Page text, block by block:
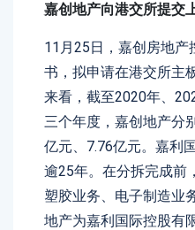
嘉创地产向港交所提交
11月25日，嘉创房地产
书，拟申请在港交所主
来看，截至2020年、
三个年度，嘉创地产分
亿元、7.76亿元。嘉利
逾25年。在分拆完成前
塑胶业务、电子制造业
地产为嘉利国际控股有